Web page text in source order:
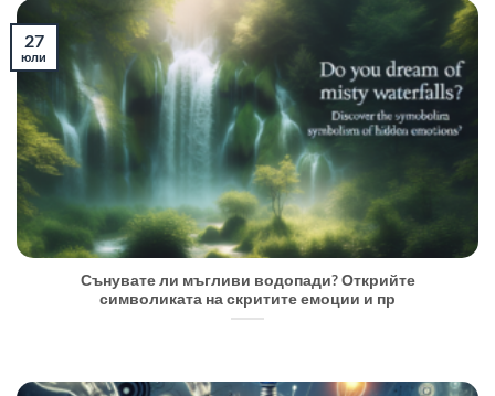
Сънувате ли мъгливи водопади? Открийте
символиката на скритите емоции и пр
27
юли